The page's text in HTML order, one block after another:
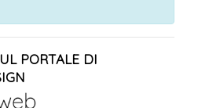
PORTALE DI